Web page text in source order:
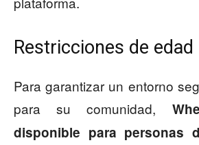
Restricciones de edad
Para garantizar un entorno
para su comunidad,
disponible para personas